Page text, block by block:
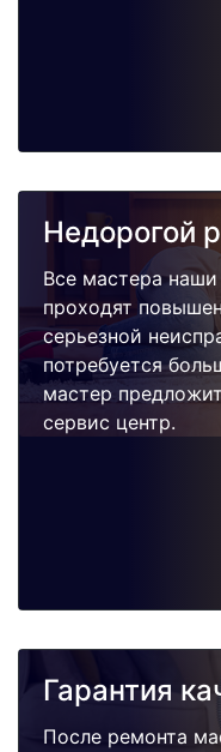
Недорогой
Все мастера
проходят
серьезной
потребуется
мастер
сервис центр.
Гарантия
После ремонта